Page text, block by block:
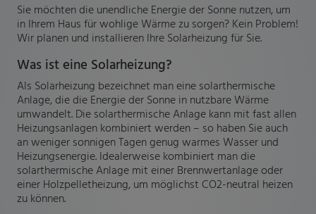
Sie möchten die unendliche Energie der Sonne nutzen, um
in Ihrem Haus für wohlige Wärme zu sorgen? Kein Problem!
Wir planen und installieren Ihre Solarheizung für Sie.
Was ist eine Solarheizung?
Als Solarheizung bezeichnet man eine solarthermische
Anlage, die die Energie der Sonne in nutzbare Wärme
umwandelt. Die solarthermische Anlage kann mit fast allen
Heizungsanlagen kombiniert werden – so haben Sie auch
an weniger sonnigen Tagen genug warmes Wasser und
Heizungsenergie. Idealerweise kombiniert man die
solarthermische Anlage mit einer Brennwertanlage oder
einer Holzpelletheizung, um möglichst CO2-neutral heizen
zu können.